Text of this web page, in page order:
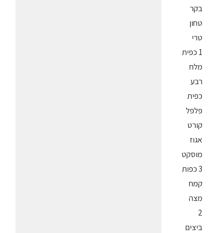
בקר
טחון
טרי
1 כפית
מלח
רבע
כפית
פלפל
קורט
אגוז
מוסקט
3 כפות
קמח
מצה
2
ביצים